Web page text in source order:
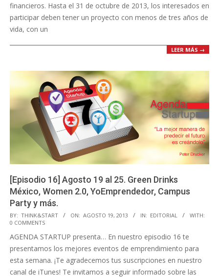
financieros. Hasta el 31 de octubre de 2013, los interesados en
participar deben tener un proyecto con menos de tres años de
vida, con un
LEER MÁS →
[Episodio 16] Agosto 19 al 25. Green Drinks
México, Women 2.0, YoEmprendedor, Campus
Party y más.
2013-
08-
19
BY: THINK&START ON: AGOSTO 19, 2013 IN: EDITORIAL
WITH:
0 COMMENTS
AGENDA STARTUP presenta… En nuestro episodio 16 te
presentamos los mejores eventos de emprendimiento para
esta semana. ¡Te agradecemos tus suscripciones en nuestro
canal de iTunes! Te invitamos a seguir informado sobre las